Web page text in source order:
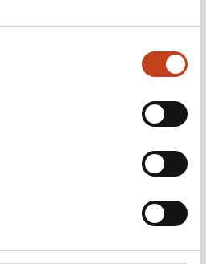
Thévenin,
kollega Pierre Thévenin. Pierre talar
Frankrike, Belgien och Luxemburg.
team i Benelux. Pierre besökte
och Miss. Loch visade fabriken
teamet!